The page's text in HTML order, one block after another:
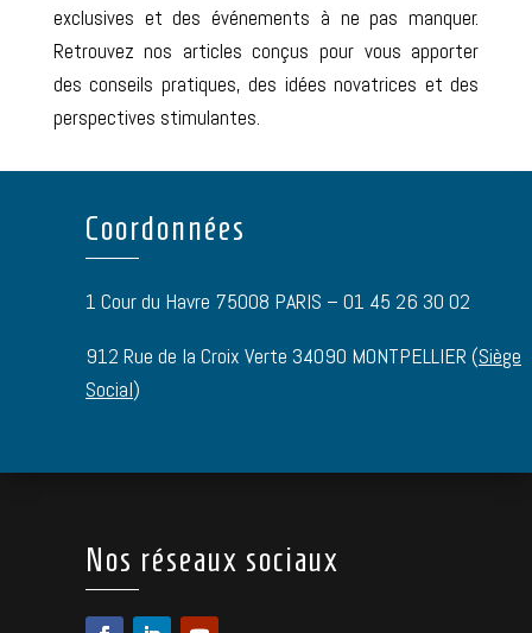
exclusives et des événements à ne pas manquer.
Retrouvez nos articles conçus pour vous apporter
des conseils pratiques, des idées novatrices et des
perspectives stimulantes.
Coordonnées
1 Cour du Havre 75008 PARIS – 01 45 26 30 02
912 Rue de la Croix Verte 34090 MONTPELLIER (Siège
Social)
Nos réseaux sociaux